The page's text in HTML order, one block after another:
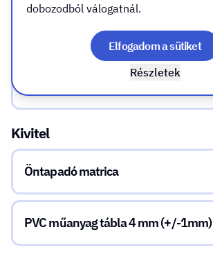
A6 (105x148mm)
Kivitel
Öntapadó matrica
PVC műanyag tábla 4 mm (+/-1mm)
dobozodból válogatnál.
Részletek
Elfogadom a sütiket